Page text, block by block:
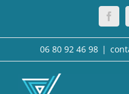
06 80 92 46 98 |